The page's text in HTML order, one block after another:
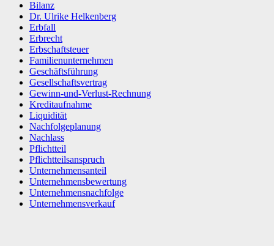
Bilanz
Dr. Ulrike Helkenberg
Erbfall
Erbrecht
Erbschaftsteuer
Familienunternehmen
Geschäftsführung
Gesellschaftsvertrag
Gewinn-und-Verlust-Rechnung
Kreditaufnahme
Liquidität
Nachfolgeplanung
Nachlass
Pflichtteil
Pflichtteilsanspruch
Unternehmensanteil
Unternehmensbewertung
Unternehmensnachfolge
Unternehmensverkauf